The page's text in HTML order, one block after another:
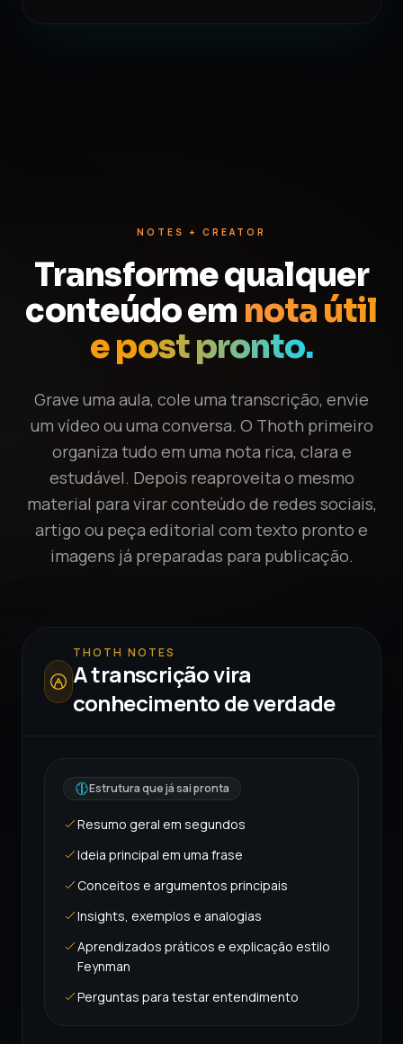
NOTES + CREATOR
Transforme qualquer
conteúdo em nota útil
e post pronto.
Grave uma aula, cole uma transcrição, envie
um vídeo ou uma conversa. O Thoth primeiro
organiza tudo em uma nota rica, clara e
estudável. Depois reaproveita o mesmo
material para virar conteúdo de redes sociais,
artigo ou peça editorial com texto pronto e
imagens já preparadas para publicação.
THOTH NOTES
A transcrição vira
conhecimento de verdade
Estrutura que já sai pronta
Resumo geral em segundos
Ideia principal em uma frase
Conceitos e argumentos principais
Insights, exemplos e analogias
Aprendizados práticos e explicação estilo
Feynman
Perguntas para testar entendimento